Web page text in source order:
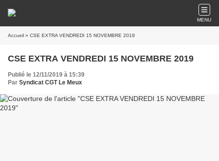
MENU
Accueil » CSE EXTRA VENDREDI 15 NOVEMBRE 2019
CSE EXTRA VENDREDI 15 NOVEMBRE 2019
Publié le 12/11/2019 à 15:39
Par Syndicat CGT Le Meux